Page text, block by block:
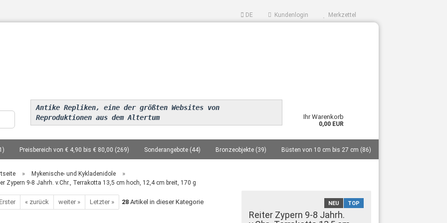
DE Kundenlogin
Konto erstellen
Merkzettel
Antike Repliken, eine der größten Websites von
Reproduktionen aus dem Altertum
Ihr Warenkorb
0,00 EUR
Preisbereich von € 4,90 bis € 80,00 (269) Sonderangebote (44) Bronzeobjekte (39) Büsten von 10 cm bis 27 cm (86)
von 28 cm bis 61 cm (34) Philosophen, Literaten, Dichter, Eroberer, Staatsmänner... (40)
altgriechisch 510-148 v. Chr., 20 Exemplare (1) Aufnahmen aus der Replikenproduktion zweier Werkstätten in Griechenland (1)
» Mykenische- und Kykladenidole »
Zypern 9-8 Jahrh. v.Chr., Terrakotta 13,5 cm hoch, 12,4 cm breit, 170 g
« zurück weiter » Letzter » 28 Artikel in dieser Kategorie NEU TOP
Reiter Zypern 9-8 Jahrh.